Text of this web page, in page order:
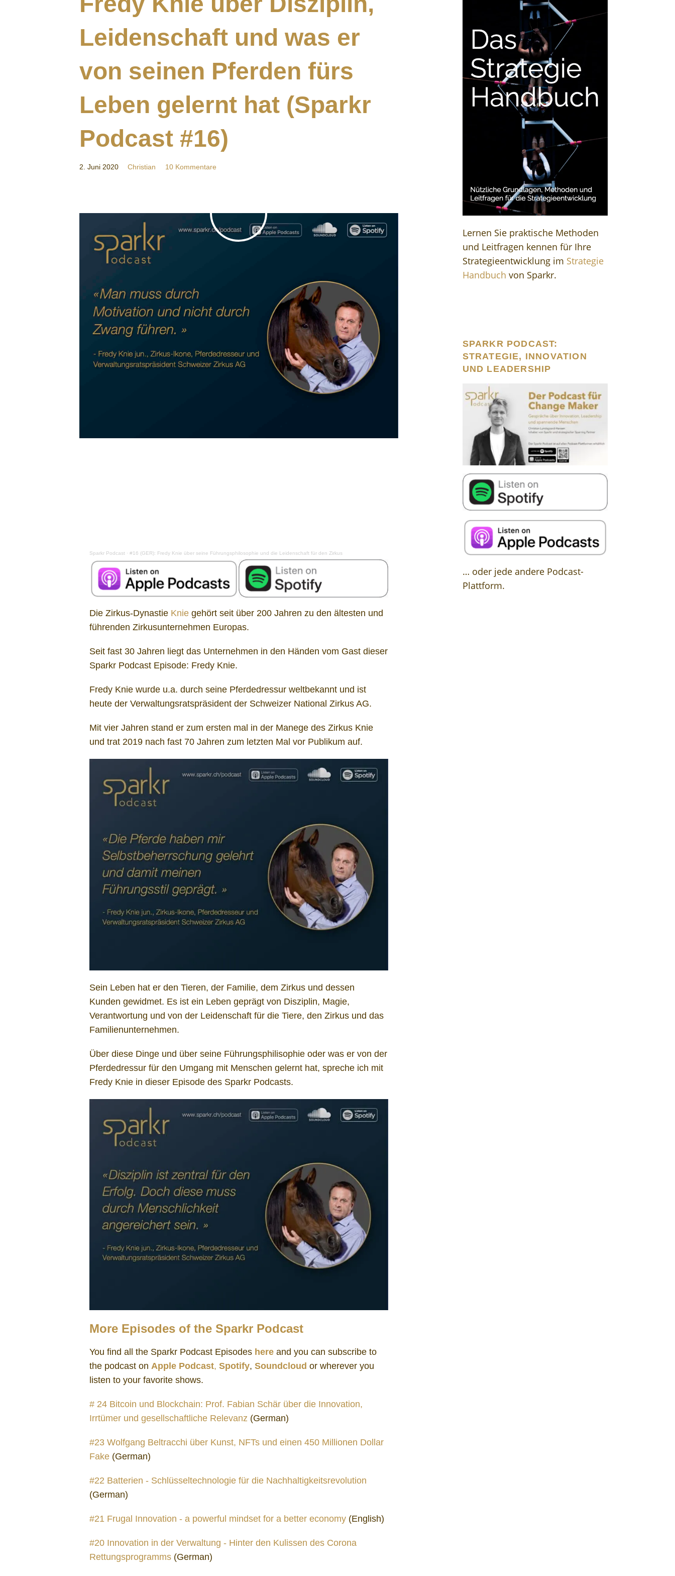
Leidenschaft und was er
von seinen Pferden fürs
Leben gelernt hat (Sparkr
Podcast #16)
2. Juni 2020 Christian 10 Kommentare
Sparkr Podcast · #16 (GER): Fredy Knie über seine Führungsphilosophie und die Leidenschaft für den Zirkus
Die Zirkus-Dynastie Knie gehört seit über 200 Jahren zu den ältesten und
führenden Zirkusunternehmen Europas.
Seit fast 30 Jahren liegt das Unternehmen in den Händen vom Gast dieser
Sparkr Podcast Episode: Fredy Knie.
Fredy Knie wurde u.a. durch seine Pferdedressur weltbekannt und ist
heute der Verwaltungsratspräsident der Schweizer National Zirkus AG.
Mit vier Jahren stand er zum ersten mal in der Manege des Zirkus Knie
und trat 2019 nach fast 70 Jahren zum letzten Mal vor Publikum auf.
Sein Leben hat er den Tieren, der Familie, dem Zirkus und dessen
Kunden gewidmet. Es ist ein Leben geprägt von Disziplin, Magie,
Verantwortung und von der Leidenschaft für die Tiere, den Zirkus und das
Familienunternehmen.
Über diese Dinge und über seine Führungsphilisophie oder was er von der
Pferdedressur für den Umgang mit Menschen gelernt hat, spreche ich mit
Fredy Knie in dieser Episode des Sparkr Podcasts.
More Episodes of the Sparkr Podcast
You find all the Sparkr Podcast Episodes here and you can subscribe to
the podcast on Apple Podcast, Spotify, Soundcloud or wherever you
listen to your favorite shows.
# 24 Bitcoin und Blockchain: Prof. Fabian Schär über die Innovation,
Irrtümer und gesellschaftliche Relevanz (German)
#23 Wolfgang Beltracchi über Kunst, NFTs und einen 450 Millionen Dollar
Fake (German)
#22 Batterien - Schlüsseltechnologie für die Nachhaltigkeitsrevolution
(German)
#21 Frugal Innovation - a powerful mindset for a better economy (English)
#20 Innovation in der Verwaltung - Hinter den Kulissen des Corona
Rettungsprogramms (German)
Lernen Sie praktische Methoden
und Leitfragen kennen für Ihre
Strategieentwicklung im Strategie
Handbuch von Sparkr.
SPARKR PODCAST:
STRATEGIE, INNOVATION
UND LEADERSHIP
… oder jede andere Podcast-
Plattform.